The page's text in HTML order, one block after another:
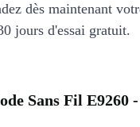
dès maintenant
jours d'essai gratuit.
Sans Fil E9260